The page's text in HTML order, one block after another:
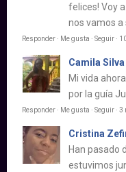
felices! Voy
nos vamos a
Responder · Me gusta · Seguir ·
Camila Silva
Mi vida
por la guía
Responder · Me gusta · Seguir · 3
Cristina
Han pasado
estuvimos